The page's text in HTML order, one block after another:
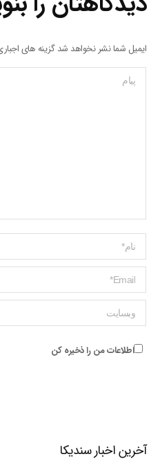
ایمیل شما نشر نخواهد شد گزینه های
پیام
Name *
ایمیل *
وبسایت
اطلاعات من را ذخیره کن
آخرین اخبار سندیکا